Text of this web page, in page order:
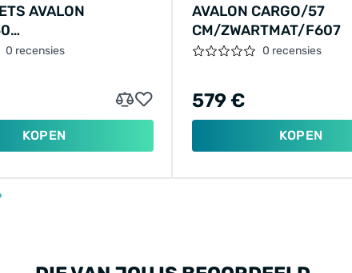
AVALON
F639
0 recensies
KOPEN
AVALON CARGO/57
CM/ZWARTMAT/F607
0 recensies
579 €
KOPEN